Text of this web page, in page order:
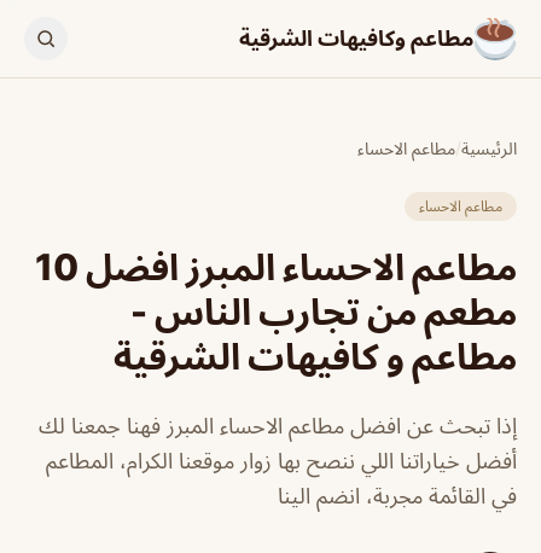
مطاعم وكافيهات الشرقية
الرئيسية/مطاعم الاحساء
مطاعم الاحساء
مطاعم الاحساء المبرز افضل 10
مطعم من تجارب الناس -
مطاعم و كافيهات الشرقية
إذا تبحث عن افضل مطاعم الاحساء المبرز فهنا جمعنا لك
أفضل خياراتنا اللي ننصح بها زوار موقعنا الكرام، المطاعم
في القائمة مجربة، انضم الينا